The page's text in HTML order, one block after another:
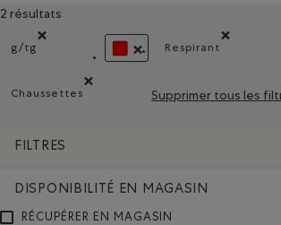
2 résultats
g/tg
Supprimer le filtre Classé selon Coupes : g/
Respirant
Chaussettes
Supprimer le filtre Classé selon Type
Supprimer tous les
FILTRES
DISPONIBILITÉ EN MAGASIN
RÉCUPÉRER EN MAGASIN